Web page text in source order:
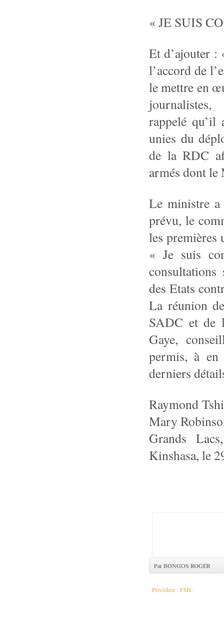
« JE SUIS
Et d’ajouter :
l’accord de
le mettre en
journalistes,
rappelé qu’il
unies du
de la RDC
armés dont le
Le ministre a
prévu, le
les premières
« Je suis
consultations
des Etats
La réunion
SADC et de
Gaye,
permis, à
derniers
Raymond
Mary
Grands
Kinshasa, le
Par BONGOS ROGER
Précédent :FMI-